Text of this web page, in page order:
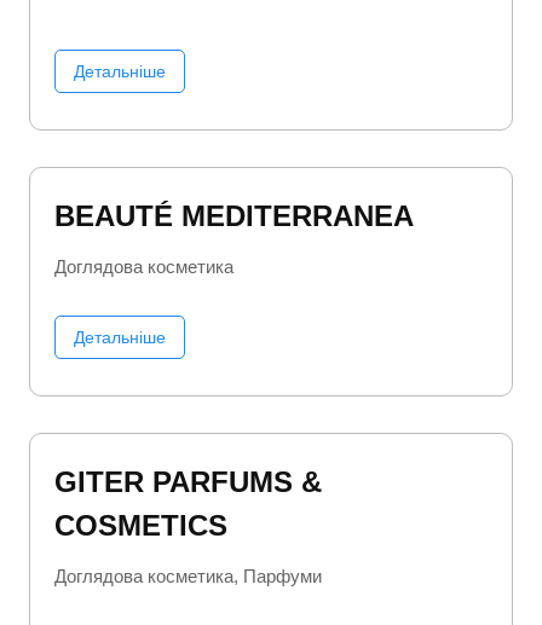
Детальніше
BEAUTÉ MEDITERRANEA
Доглядова косметика
Детальніше
GITER PARFUMS &
COSMETICS
Доглядова косметика Парфуми